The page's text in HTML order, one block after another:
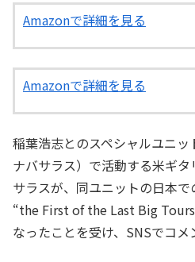
Amazonで詳細を見る
Amazonで詳細を見る
稲葉浩志とのスペシャルユニッ
ナバサラス）で活動する米ギタ
サラスが、同ユニットの日本で
“the First of the Last Big
なったことを受け、SNSでコメ